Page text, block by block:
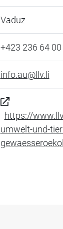
Vaduz
+423 236 64 00
info.au@llv.li
https://
umwelt-und-